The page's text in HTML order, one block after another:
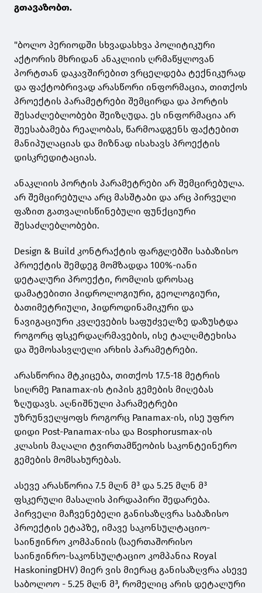
გთავაზობთ.
"ბოლო პერიოდში სხვადასხვა პოლიტიკური
აქტორის მხრიდან ანაკლიის ღრმაწყლოვან
პორტთან დაკავშირებით ვრცელდება ტექნიკურად
და ფაქტობრივად არასწორი ინფორმაცია, თითქოს
პროექტის პარამეტრები შემცირდა და პორტის
შესაძლებლობები შეიზღუდა. ეს ინფორმაცია არ
შეესაბამება რეალობას, წარმოადგენს ფაქტებით
მანიპულაციას და მიზნად ისახავს პროექტის
დისკრედიტაციას.
ანაკლიის პორტის პარამეტრები არ შემცირებულა.
არ შემცირებულა არც მასშტაბი და არც პირველი
ფაზით გათვალისწინებული ფუნქციური
შესაძლებლობები.
Design & Build კონტრაქტის ფარგლებში საბაზისო
პროექტის შემდეგ მომზადდა 100%-იანი
დეტალური პროექტი, რომლის დროსაც
დამატებითი ჰიდროლოგიური, გეოლოგიური,
ბათიმეტრიული, ჰიდროდინამიკური და
ნავიგაციური კვლევების საფუძველზე დაზუსტდა
როგორც ფსკერდაღრმავების, ისე ტალღმტეხისა
და შემოსასვლელი არხის პარამეტრები.
არასწორია მტკიცება, თითქოს 17.5-18 მეტრის
სიღრმე Panamax-ის ტიპის გემების მიღებას
ზღუდავს. აღნიშნული პარამეტრები
უზრუნველყოფს როგორც Panamax-ის, ისე უფრო
დიდი Post-Panamax-ისა და Bosphorusmax-ის
კლასის მაღალი ტვირთამწეობის საკონტეინერო
გემების მომსახურებას.
ასევე არასწორია 7.5 მლნ მ³ და 5.25 მლნ მ³
ფსკერული მასალის პირდაპირი შედარება.
პირველი მაჩვენებელი განისაზღვრა საბაზისო
პროექტის ეტაპზე, იმავე საკონსულტაციო-
საინჟინრო კომპანიის (საერთაშორისო
საინჟინრო-საკონსულტაციო კომპანია Royal
HaskoningDHV) მიერ ვის მიერაც განისაზღვრა ასევე
საბოლოო - 5.25 მლნ მ³, რომელიც არის დეტალური